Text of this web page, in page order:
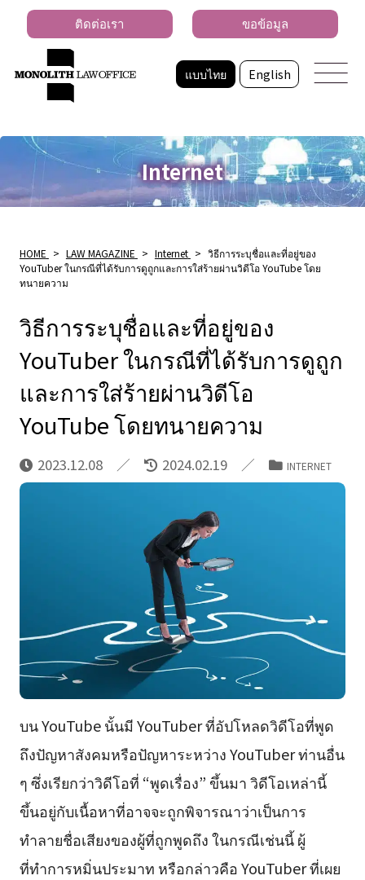
แบบไทย English
ติดต่อเรา ขอข้อมูล
Internet
HOME > LAW MAGAZINE > Internet > วิธีการระบุชื่อและที่อยู่ของ
YouTuber ในกรณีที่ได้รับการดูถูกและการใส่ร้ายผ่านวิดีโอ YouTube โดย
ทนายความ
วิธีการระบุชื่อและที่อยู่ของ
YouTuber ในกรณีที่ได้รับการดูถูก
และการใส่ร้ายผ่านวิดีโอ
YouTube โดยทนายความ
2023.12.08 2024.02.19 INTERNET
บน YouTube นั้นมี YouTuber ที่อัปโหลดวิดีโอที่พูด
ถึงปัญหาสังคมหรือปัญหาระหว่าง YouTuber ท่านอื่น
ๆ ซึ่งเรียกว่าวิดีโอที่ “พูดเรื่อง” ขึ้นมา วิดีโอเหล่านี้
ขึ้นอยู่กับเนื้อหาที่อาจจะถูกพิจารณาว่าเป็นการ
ทำลายชื่อเสียงของผู้ที่ถูกพูดถึง ในกรณีเช่นนี้ ผู้
ที่ทำการหมิ่นประมาท หรือกล่าวคือ YouTuber ที่เผย